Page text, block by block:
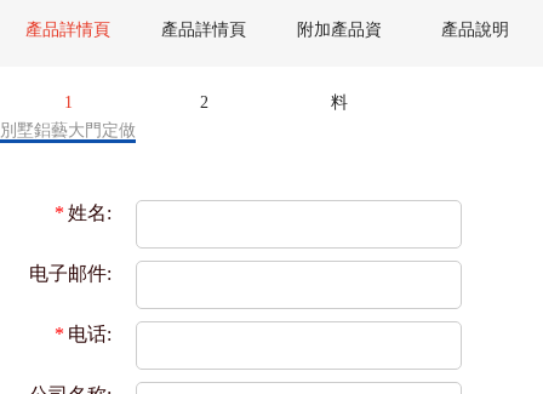
產品詳情頁
1
產品詳情頁
2
附加產品資
料
產品說明
別墅鋁藝大門定做
* 姓名:
电子邮件:
* 电话: